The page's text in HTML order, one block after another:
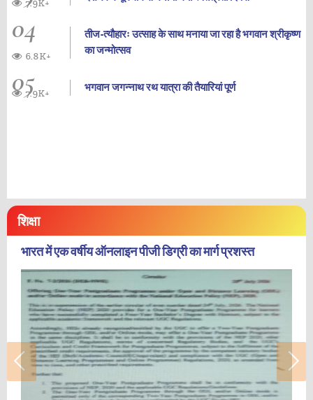
7.9K+
04
तीज-त्यौहारः उत्साह के साथ मनाया जा रहा है भगवान श्रीकृष्ण
का जन्‍मोत्‍सव
6.8K+
05 भगवान जगन्नाथ रथ यात्रा की तैयारियां पूर्ण
7.9K+
शिक्षा
भारत में एक वर्षीय ऑनलाइन पीजी डिग्री का मार्ग प्रशस्त